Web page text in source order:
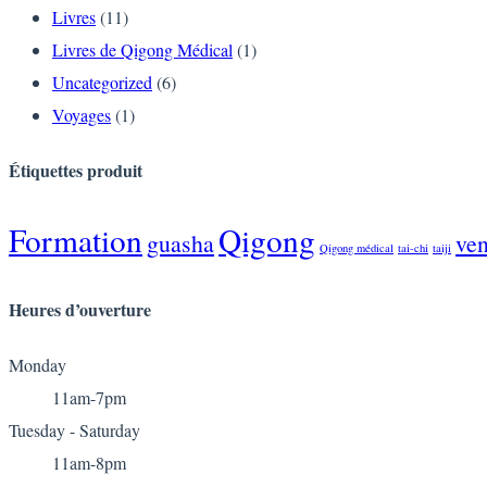
Livres(11)
Livres de Qigong Médical (1)
Uncategorized (6)
Voyages(1)
Étiquettesproduit
FormationguashaQigong Qigong médical tai-chi taiji
Heuresd’ouverture
Monday
11am-7pm
Tuesday - Saturday
11am-8pm